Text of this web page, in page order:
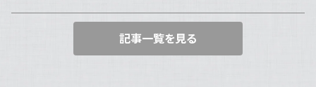
記事一覧を見る